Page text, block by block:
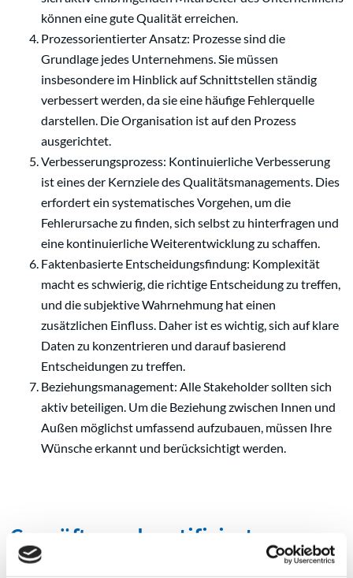
können eine gute Qualität erreichen.
Prozessorientierter Ansatz: Prozesse sind die
Grundlage jedes Unternehmens. Sie müssen
insbesondere im Hinblick auf Schnittstellen ständig
verbessert werden, da sie eine häufige Fehlerquelle
darstellen. Die Organisation ist auf den Prozess
ausgerichtet.
Verbesserungsprozess: Kontinuierliche Verbesserung
ist eines der Kernziele des Qualitätsmanagements. Dies
erfordert ein systematisches Vorgehen, um die
Fehlerursache zu finden, sich selbst zu hinterfragen und
eine kontinuierliche Weiterentwicklung zu schaffen.
Faktenbasierte Entscheidungsfindung: Komplexität
macht es schwierig, die richtige Entscheidung zu treffen,
und die subjektive Wahrnehmung hat einen
zusätzlichen Einfluss. Daher ist es wichtig, sich auf klare
Daten zu konzentrieren und darauf basierend
Entscheidungen zu treffen.
Beziehungsmanagement: Alle Stakeholder sollten sich
aktiv beteiligen. Um die Beziehung zwischen Innen und
Außen möglichst umfassend aufzubauen, müssen Ihre
Wünsche erkannt und berücksichtigt werden.
Geprüfte und zertifizierte
KRAHNEN-Sicherheit